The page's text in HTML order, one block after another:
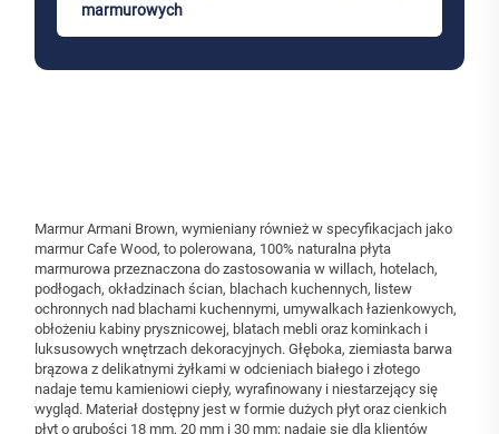
marmurowych
Marmur Armani Brown, wymieniany również w specyfikacjach jako
marmur Cafe Wood, to polerowana, 100% naturalna płyta
marmurowa przeznaczona do zastosowania w willach, hotelach,
podłogach, okładzinach ścian, blachach kuchennych, listew
ochronnych nad blachami kuchennymi, umywalkach łazienkowych,
obłożeniu kabiny prysznicowej, blatach mebli oraz kominkach i
luksusowych wnętrzach dekoracyjnych. Głęboka, ziemiasta barwa
brązowa z delikatnymi żyłkami w odcieniach białego i złotego
nadaje temu kamieniowi ciepły, wyrafinowany i niestarzejący się
wygląd. Materiał dostępny jest w formie dużych płyt oraz cienkich
płyt o grubości 18 mm, 20 mm i 30 mm; nadaje się dla klientów